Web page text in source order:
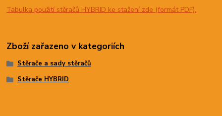
Tabulka použití stěračů HYBRID ke stažení zde (formát PDF).
Zboží zařazeno v kategoriích
Stěrače a sady stěračů
Stěrače HYBRID